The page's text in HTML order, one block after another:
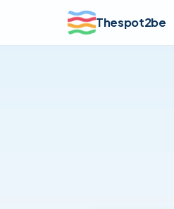
Thespot2be